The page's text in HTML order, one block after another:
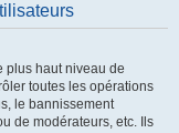
plus haut niveau de
toutes les opérations
le bannissement
de modérateurs, etc. Ils